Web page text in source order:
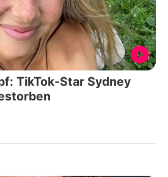
TikTok-Star Sydney